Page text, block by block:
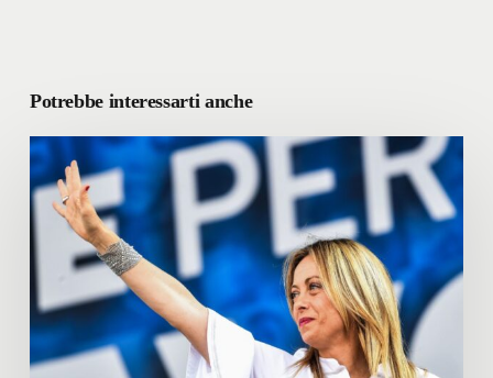
Potrebbe interessarti anche
La
Repubblica
di
Giorgia
Meloni